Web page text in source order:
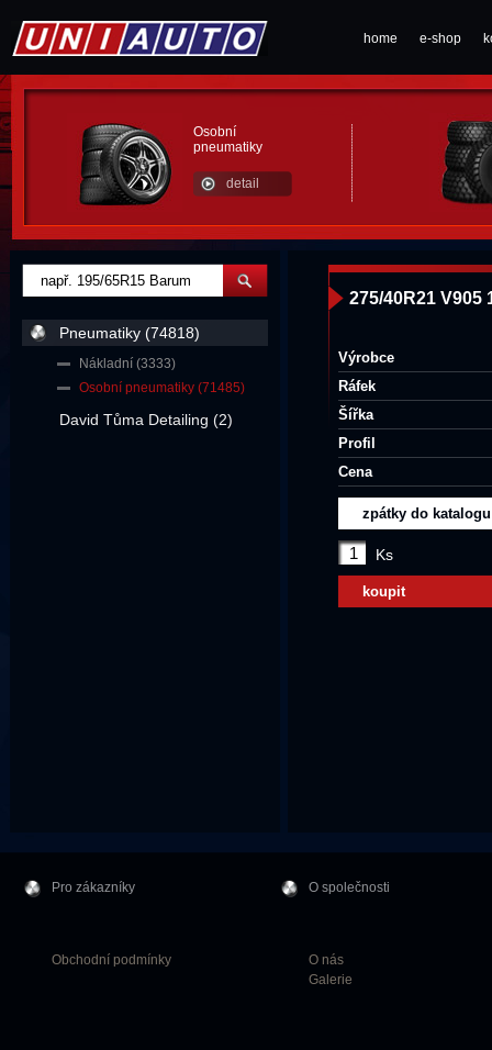
home e-shop
Osobní
pneumatiky
detail
275/40R21 V905
Výrobce
Ráfek
Šířka
Profil
Cena
zpátky do katalogu
Ks
koupit
Pneumatiky (74818)
Nákladní (3333)
Osobní pneumatiky (71485)
David Tůma Detailing (2)
Pro zákazníky
Obchodní podmínky
O společnosti
O nás
Galerie